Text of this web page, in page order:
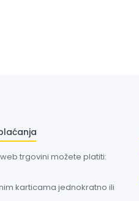
trgovini možete platiti:
karticama jednokratno ili